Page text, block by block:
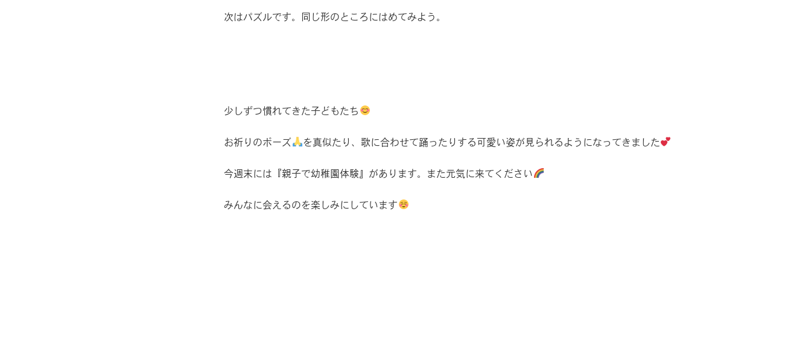
次はパズルです。同じ形のところにはめてみよう。
少しずつ慣れてきた子どもたち
お祈りのポーズ を真似たり、歌に合わせて踊ったりする可愛い姿が見られるようになってきました
今週末には『親子で幼稚園体験』があります。また元気に来てください
みんなに会えるのを楽しみにしています